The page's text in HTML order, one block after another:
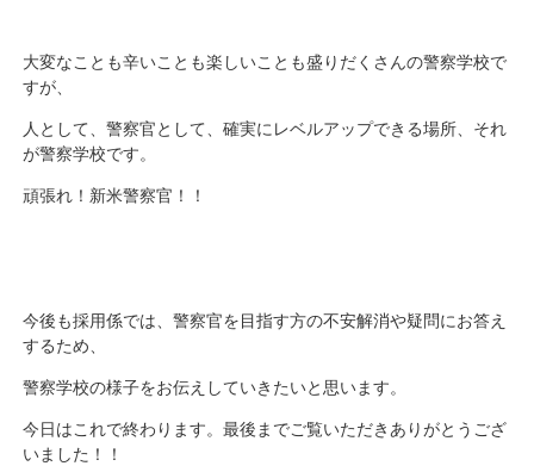
大変なことも辛いことも楽しいことも盛りだくさんの警察学校で
すが、
人として、警察官として、確実にレベルアップできる場所、それ
が警察学校です。
頑張れ！新米警察官！！
今後も採用係では、警察官を目指す方の不安解消や疑問にお答え
するため、
警察学校の様子をお伝えしていきたいと思います。
今日はこれで終わります。最後までご覧いただきありがとうござ
いました！！